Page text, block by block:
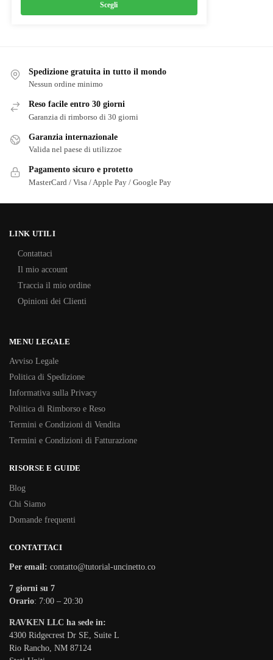
Scegli
Spedizione gratuita in tutto il mondo
Nessun ordine minimo
Reso facile entro 30 giorni
Garanzia di rimborso di 30 giorni
Garanzia internazionale
Valida nel paese di utilizzoe
Pagamento sicuro e protetto
MasterCard / Visa / Apple Pay / Google Pay
LINK UTILI
Contattaci
Il mio account
Traccia il mio ordine
Opinioni dei Clienti
MENU LEGALE
Avviso Legale
Politica di Spedizione
Informativa sulla Privacy
Politica di Rimborso e Reso
Termini e Condizioni di Vendita
Termini e Condizioni di Fatturazione
RISORSE E GUIDE
Blog
Chi Siamo
Domande frequenti
CONTATTACI
Per email: contatto@tutorial-uncinetto.co
7 giorni su 7
Orario: 7:00 – 20:30
RAVKEN LLC ha sede in:
4300 Ridgecrest Dr SE, Suite L
Rio Rancho, NM 87124